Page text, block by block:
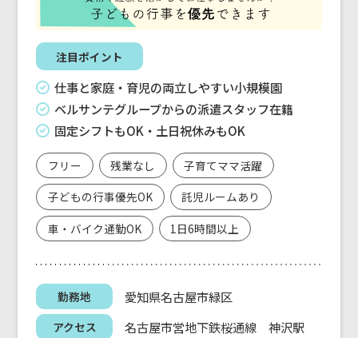
注目ポイント
仕事と家庭・育児の両立しやすい小規模園
ベルサンテグループからの派遣スタッフ在籍
固定シフトもOK・土日祝休みもOK
フリー 残業なし
子育てママ活躍
子どもの行事優先OK
託児ルームあり
車・バイク通勤OK
1日6時間以上
勤務地 愛知県名古屋市緑区
アクセス
名古屋市営地下鉄桜通線 神沢駅